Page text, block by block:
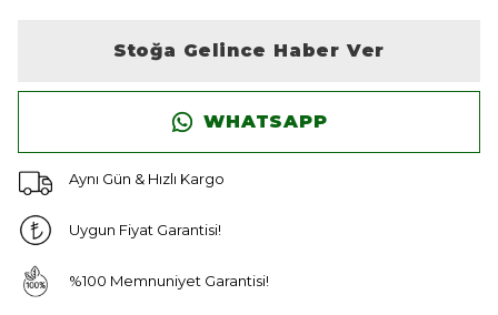
Stoğa Gelince Haber Ver
WHATSAPP
Aynı Gün & Hızlı Kargo
Uygun Fiyat Garantisi!
%100 Memnuniyet Garantisi!